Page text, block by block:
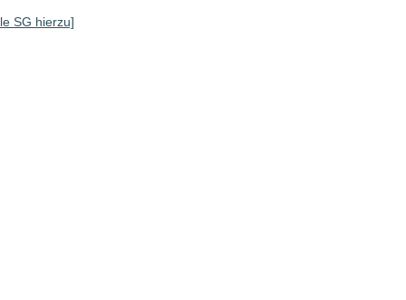
SG hierzu]